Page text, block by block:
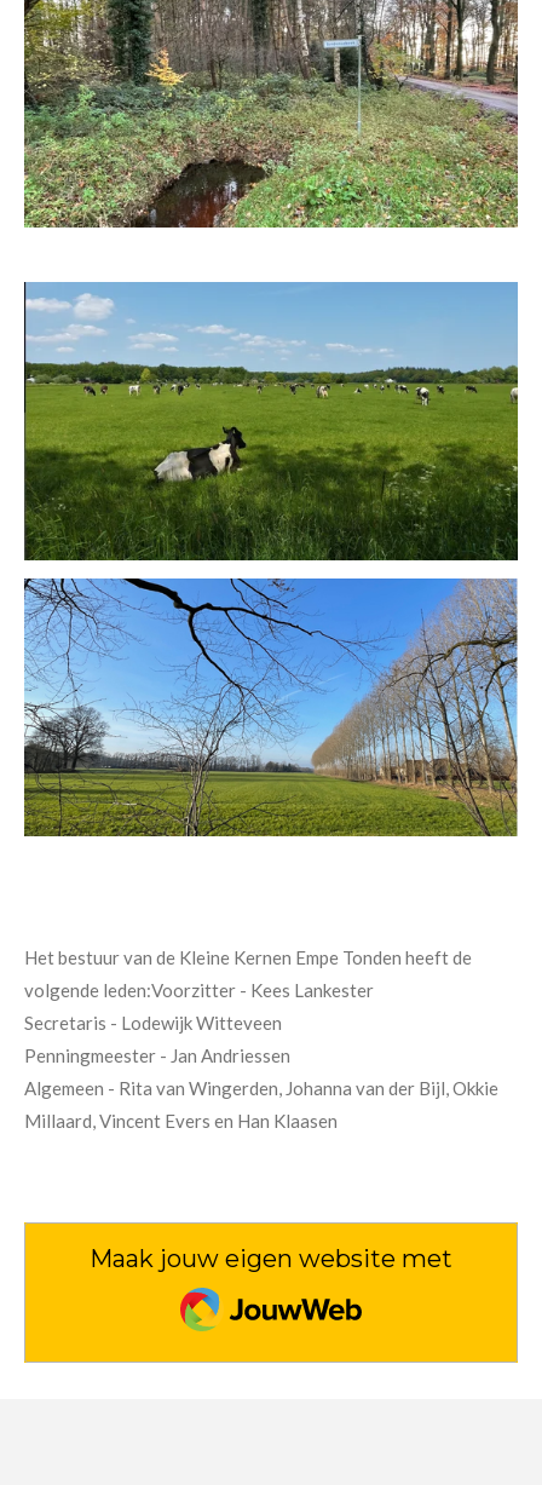
Het bestuur van de Kleine Kernen Empe Tonden heeft de
volgende leden:Voorzitter - Kees Lankester
Secretaris - Lodewijk Witteveen
Penningmeester - Jan Andriessen
Algemeen - Rita van Wingerden, Johanna van der Bijl, Okkie
Millaard, Vincent Evers en Han Klaasen
Maak jouw eigen website met
JouwWeb